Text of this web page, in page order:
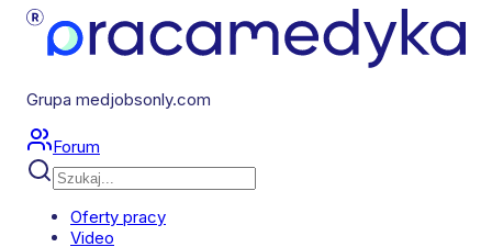
Grupa medjobsonly.com
Forum
Oferty pracy
Video